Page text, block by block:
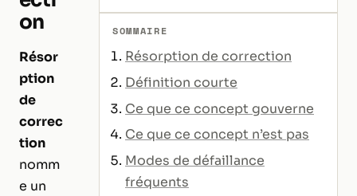
on
Résor
ption
de
correc
tion
nomm
e un
SOMMAIRE
Résorption de correction
Définition courte
Ce que ce concept gouverne
Ce que ce concept n’est pas
Modes de défaillance
fréquents